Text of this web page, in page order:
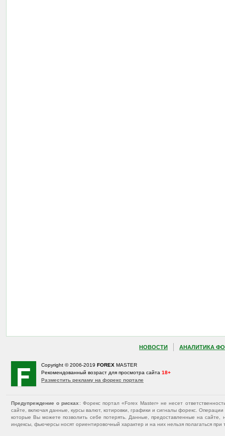
НОВОСТИ АНАЛИТИКА
Copyright © 2006-2019 FOREX MASTER
Рекомендованный возраст для просмотра сайта 18+
Разместить рекламу на форекс портале
Предупреждение о рисках : Форекс портал «Forex Master» не несет
сайте, включая данные, курсы валют, котировки, графики и сигналы форекс.
которые Вы можете позволить себе потерять. Данные, предоставленные на
индексы, фьючерсы носят ориентировочный характер и на них нельзя полагаться при